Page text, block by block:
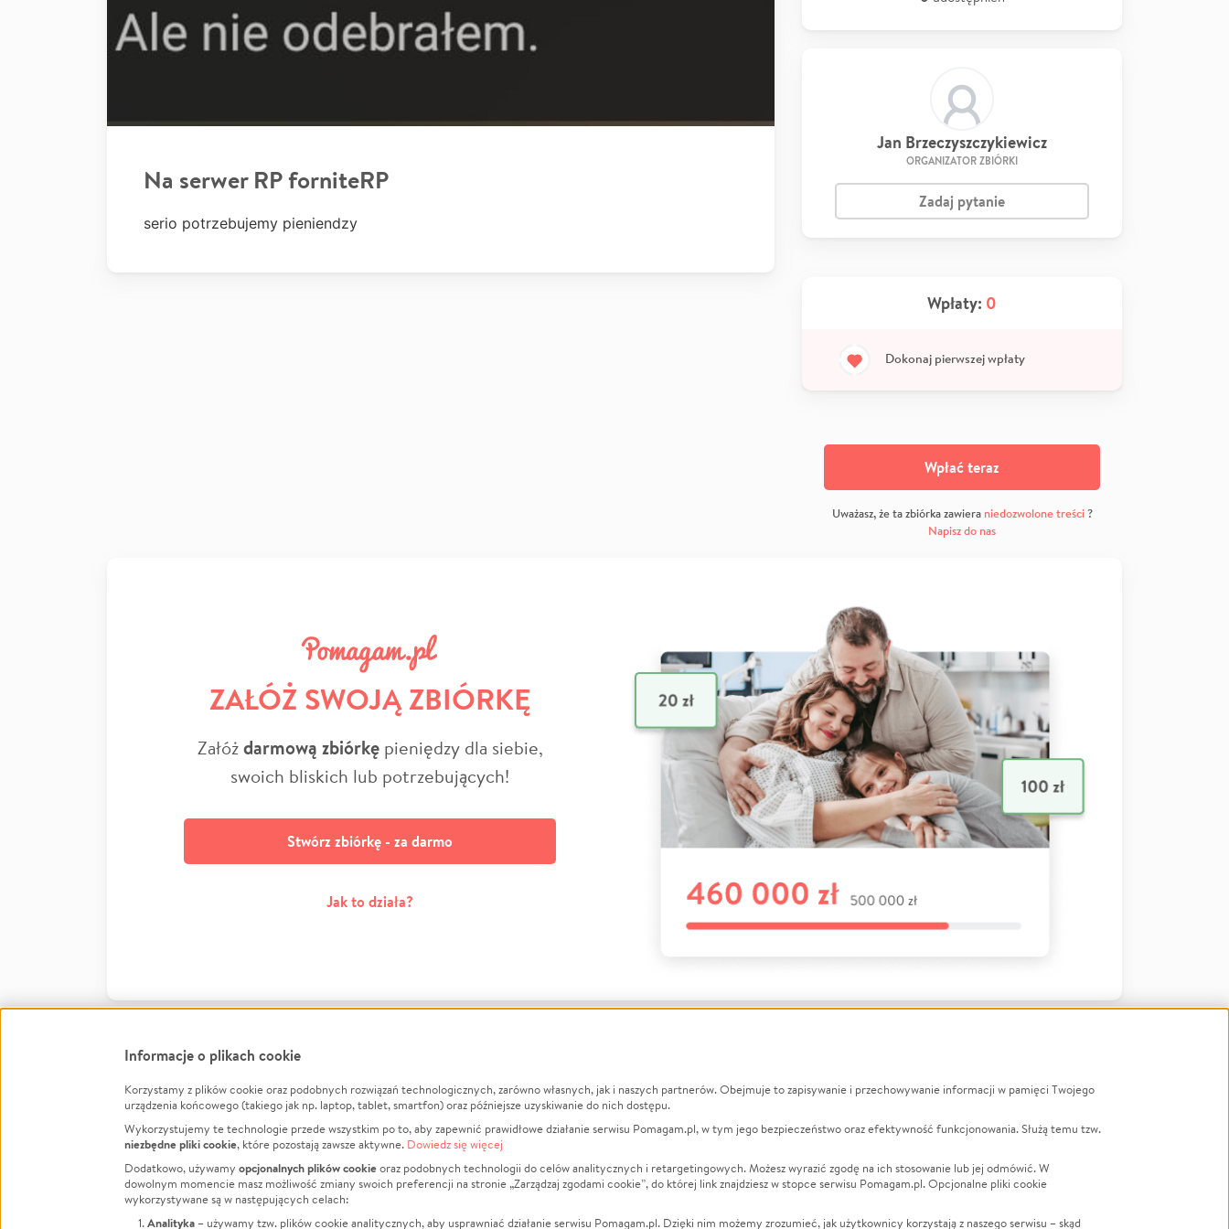
Na serwer RP forniteRP
serio potrzebujemy pieniendzy
Jan Brzeczyszczykiewicz
ORGANIZATOR ZBIÓRKI
Zadaj pytanie
Wpłaty: 0
Dokonaj pierwszej wpłaty
Wpłać teraz
Uważasz, że ta zbiórka zawiera niedozwolone treści?
Napisz do nas
ZAŁÓŻ SWOJĄ ZBIÓRKĘ
Załóżdarmową zbiórkępieniędzy dla siebie,
swoich bliskich lub potrzebujących!
Stwórz zbiórkę - za darmo
Jak to działa?
FacebookTwitter Instagram
LinkedInTikTok Youtube
Informacje
Jak to działa?
Regulamin
Polityka Prywatności
O nas
Opinie
Raporty
Za darmo
Zbieraj na
Leczenie
Zwierzęta
Pożar
LGBTQ+
Powódź
Wichura
Informacje o plikach cookie
Korzystamy z plików cookie oraz podobnych rozwiązań technologicznych, zarówno własnych, jak i naszych partnerów. Obejmuje to zapisywanie i przechowywanie informacji w pamięci Twojego
urządzenia końcowego (takiego jak np. laptop, tablet, smartfon) oraz późniejsze uzyskiwanie do nich dostępu.
Wykorzystujemy te technologie przede wszystkim po to, aby zapewnić prawidłowe działanie serwisu Pomagam.pl, w tym jego bezpieczeństwo oraz efektywność funkcjonowania. Służą temu tzw.
niezbędne pliki cookie, które pozostają zawsze aktywne. Dowiedz się więcej
Dodatkowo, używamy opcjonalnych plików cookieoraz podobnych technologii do celów analitycznych i retargetingowych. Możesz wyrazić zgodę na ich stosowanie lub jej odmówić. W
dowolnym momencie masz możliwość zmiany swoich preferencji na stronie „Zarządzaj zgodami cookie”, do której link znajdziesz w stopce serwisu Pomagam.pl. Opcjonalne pliki cookie
wykorzystywane są w następujących celach:
Analityka – używamy tzw. plików cookie analitycznych, aby usprawniać działanie serwisu Pomagam.pl. Dzięki nim możemy zrozumieć, jak użytkownicy korzystają z naszego serwisu – skąd